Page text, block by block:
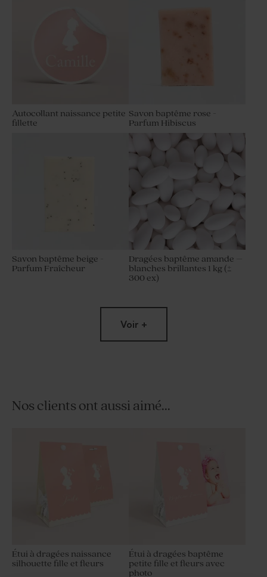
Autocollant naissance petite
fillette
Savon baptême rose -
Parfum Hibiscus
Savon baptême beige -
Parfum Fraîcheur
Dragées baptême amande –
blanches brillantes 1 kg (±
300 ex)
Voir +
Nos clients ont aussi aimé...
Étui à dragées naissance
silhouette fille et fleurs
Étui à dragées baptême
petite fille et fleurs avec
photo